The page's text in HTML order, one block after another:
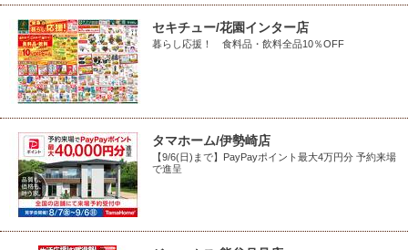
セキチュー/花園インター店
暮らし応援！ 食料品・飲料全品10％OFF
タマホーム/伊勢崎店
【9/6(日)まで】PayPayポイント最大4万円分 予約来場
で進呈